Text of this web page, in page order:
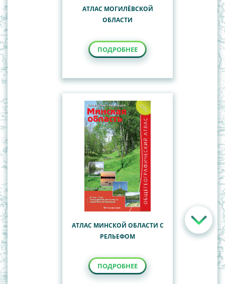
АТЛАС МОГИЛЁВСКОЙ
ОБЛАСТИ
ПОДРОБНЕЕ
АТЛАС МИНСКОЙ ОБЛАСТИ С
РЕЛЬЕФОМ
ПОДРОБНЕЕ